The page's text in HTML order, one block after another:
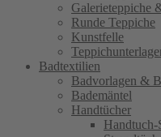
Galerieteppiche
Runde Teppiche
Kunstfelle
Badtextilien
Badvorlagen &
Bademäntel
Handtücher
Handtuch-